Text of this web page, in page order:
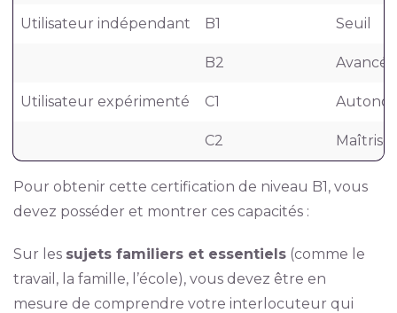
Utilisateur indépendant B1 Seuil
B2 Avancé
Utilisateur expérimenté C1
C2 Maîtrise
Pour obtenir cette certification de niveau B1, vous
devez posséder et montrer ces capacités :
Sur les sujets familiers et essentiels(comme le
travail, la famille, l’école), vous devez être en
mesure de comprendre votre interlocuteur qui